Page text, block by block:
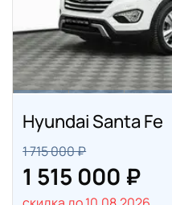
Hyundai Santa Fe
1 715 000 ₽
1 515 000 ₽